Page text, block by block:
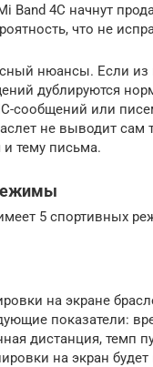
Band 4C начнут
что не
нюансы. Если из
дублируются
сообщений или
не выводит сам
и тему письма.
5 спортивных
на экране
показатели:
дистанция, темп
на экран